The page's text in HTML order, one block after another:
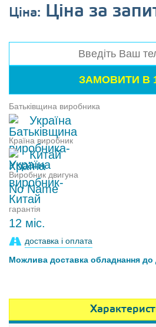
Ціна: Ціна за
Батьківщина виробника
Україна
Країна виробник
Китай
Виробник двигуна
No Name
гарантія
12 міс.
доставка і оплата
Можлива доставка обладнання до